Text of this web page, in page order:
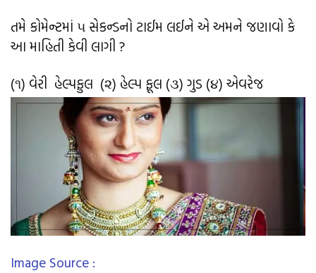
તમે કોમેન્ટમાં ૫ સેકન્ડનો ટાઈમ લઈને એ અમને જણાવો કે
આ માહિતી કેવી લાગી ?
(૧) વેરી હેલ્પફુલ (૨) હેલ્પ ફૂલ (૩) ગુડ (૪) એવરેજ
Image Source :